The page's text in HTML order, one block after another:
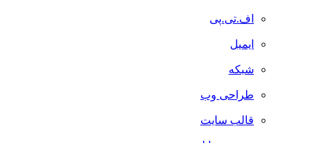
اف.تی.پی
ایمیل
شبکه
طراحی وب
قالب سایت